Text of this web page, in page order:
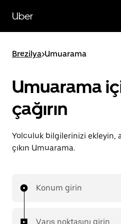
içeriğe
gidinUber
Brezilya>Umuarama
Umuarama
çağırın
Yolculuk bilgilerinizi ekleyin,
çıkın Umuarama.
Konum girin
Varış noktasını girin